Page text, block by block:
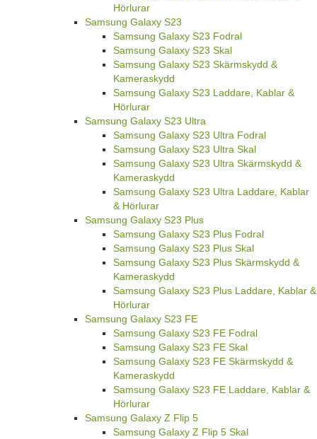
Hörlurar
Samsung Galaxy S23
Samsung Galaxy S23 Fodral
Samsung Galaxy S23 Skal
Samsung Galaxy S23 Skärmskydd &
Kameraskydd
Samsung Galaxy S23 Laddare, Kablar &
Hörlurar
Samsung Galaxy S23 Ultra
Samsung Galaxy S23 Ultra Fodral
Samsung Galaxy S23 Ultra Skal
Samsung Galaxy S23 Ultra Skärmskydd &
Kameraskydd
Samsung Galaxy S23 Ultra Laddare, Kablar
& Hörlurar
Samsung Galaxy S23 Plus
Samsung Galaxy S23 Plus Fodral
Samsung Galaxy S23 Plus Skal
Samsung Galaxy S23 Plus Skärmskydd &
Kameraskydd
Samsung Galaxy S23 Plus Laddare, Kablar &
Hörlurar
Samsung Galaxy S23 FE
Samsung Galaxy S23 FE Fodral
Samsung Galaxy S23 FE Skal
Samsung Galaxy S23 FE Skärmskydd &
Kameraskydd
Samsung Galaxy S23 FE Laddare, Kablar &
Hörlurar
Samsung Galaxy Z Flip 5
Samsung Galaxy Z Flip 5 Skal